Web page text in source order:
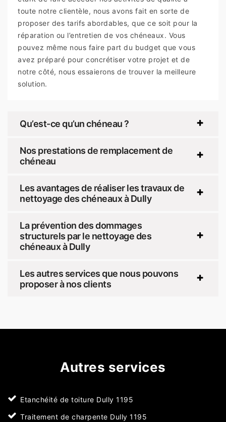
toute notre clientèle, nous avons fait en sorte de
proposer des tarifs abordables, que ce soit pour la
réparation ou l’entretien de vos chéneaux. Vous
pouvez même nous faire part du budget que vous
avez préparé pour concrétiser votre projet et de
notre côté, nous essaierons de trouver la meilleure
solution.
Qu’est-ce qu’un chéneau ?
Nos prestations de remplacement de
chéneau
Les avantages de réaliser les travaux de
nettoyage des chéneaux à Dully
La prévention des dommages
structurels par le nettoyage des
chéneaux à Dully
Les autres services que nous pouvons
proposer à nos clients
Autres services
Etanchéité de toiture Dully 1195
Traitement de charpente Dully 1195